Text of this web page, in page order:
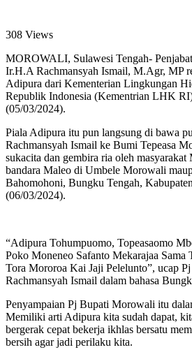
308 Views
MOROWALI, Sulawesi Tengah-
Ir.H.A Rachmansyah Ismail, M.Agr, MP
Adipura dari Kementerian Lingkungan
Republik Indonesia (Kementrian LHK RI)
(05/03/2024).
Piala Adipura itu pun langsung di bawa
Rachmansyah Ismail ke Bumi Tepeasa
sukacita dan gembira ria oleh
bandara Maleo di Umbele Morowali
Bahomohoni, Bungku Tengah,
(06/03/2024).
“Adipura Tohumpuomo, Topeasaomo
Poko Moneneo Safanto Mekarajaa Sama
Tora Mororoa Kai Jaji Pelelunto”, ucap
Rachmansyah Ismail dalam bahasa
Penyampaian Pj Bupati Morowali itu
Memiliki arti Adipura kita sudah dapat,
bergerak cepat bekerja ikhlas bersatu
bersih agar jadi perilaku kita.